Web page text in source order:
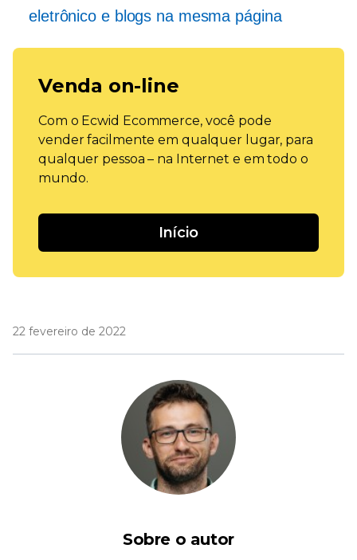
eletrônico e blogs na mesma página
Venda on-line
Com o Ecwid Ecommerce, você pode
vender facilmente em qualquer lugar, para
qualquer pessoa – na Internet e em todo o
mundo.
Início
22 fevereiro de 2022
Sobre o autor